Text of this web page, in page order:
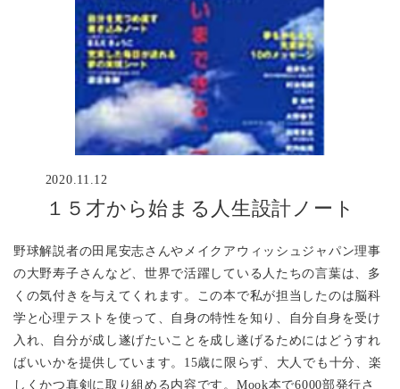
2020.11.12
１５才から始まる人生設計ノート
野球解説者の田尾安志さんやメイクアウィッシュジャパン理事
の大野寿子さんなど、世界で活躍している人たちの言葉は、多
くの気付きを与えてくれます。この本で私が担当したのは脳科
学と心理テストを使って、自身の特性を知り、自分自身を受け
入れ、自分が成し遂げたいことを成し遂げるためにはどうすれ
ばいいかを提供しています。15歳に限らず、大人でも十分、楽
しくかつ真剣に取り組める内容です。Mook本で6000部発行さ